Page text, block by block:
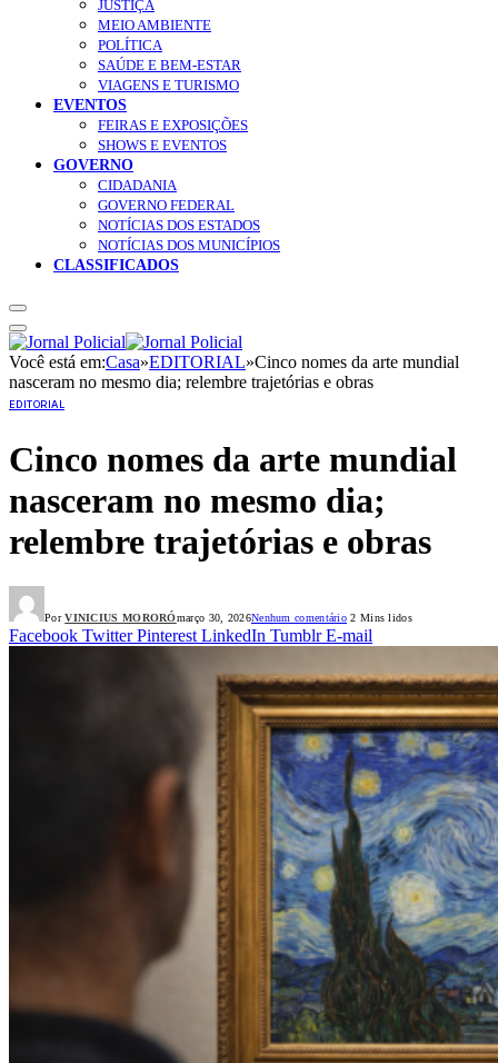
JUSTIÇA
MEIO AMBIENTE
POLÍTICA
SAÚDE E BEM-ESTAR
VIAGENS E TURISMO
EVENTOS
FEIRAS E EXPOSIÇÕES
SHOWS E EVENTOS
GOVERNO
CIDADANIA
GOVERNO FEDERAL
NOTÍCIAS DOS ESTADOS
NOTÍCIAS DOS MUNICÍPIOS
CLASSIFICADOS
Você está em:Casa»EDITORIAL»Cinco nomes da arte mundial
nasceram no mesmo dia; relembre trajetórias e obras
EDITORIAL
Cinco nomes da arte mundial
nasceram no mesmo dia;
relembre trajetórias e obras
Por VINICIUS MORORÓmarço 30, 2026Nenhum comentário 2 Mins lidos
Facebook Twitter Pinterest LinkedIn Tumblr E-mail